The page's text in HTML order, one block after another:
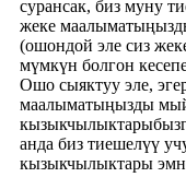
сурансак, биз муну
жеке
(ошондой эле сиз
мүмкүн болгон
Ошо сыяктуу эле,
маалыматыңызды
анда биз тиешелүү
кызыкчылыктары